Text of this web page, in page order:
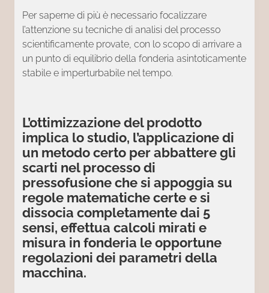
Per saperne di più è necessario focalizzare
l’attenzione su tecniche di analisi del processo
scientificamente provate, con lo scopo di arrivare a
un punto di equilibrio della fonderia asintoticamente
stabile e imperturbabile nel tempo.
L’ottimizzazione del prodotto
implica lo studio, l’applicazione di
un metodo certo per abbattere gli
scarti nel processo di
pressofusione che si appoggia su
regole matematiche certe e si
dissocia completamente dai 5
sensi, effettua calcoli mirati e
misura in fonderia le opportune
regolazioni dei parametri della
macchina.